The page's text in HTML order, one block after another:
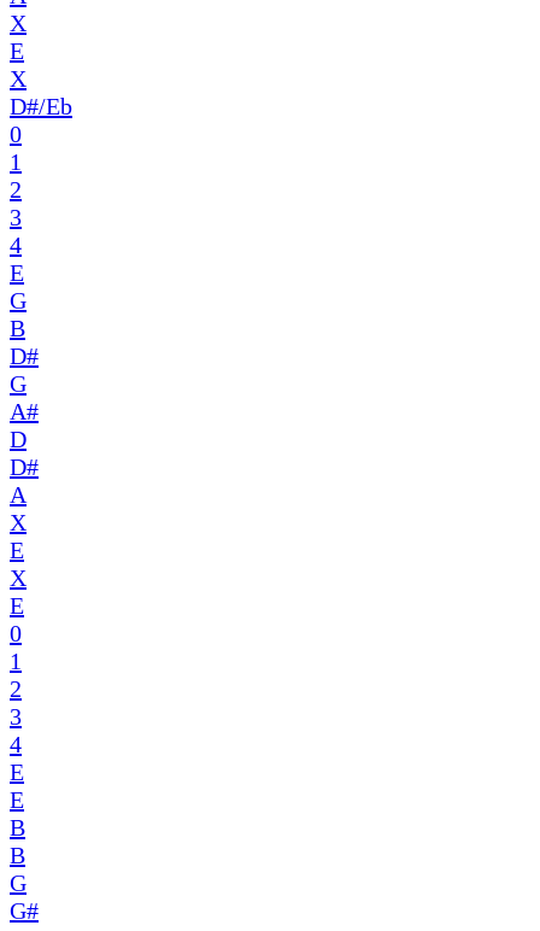
X
E
X
D#/Eb
0
1
2
3
4
E
G
B
D#
G
A#
D
D#
A
X
E
X
E
0
1
2
3
4
E
E
B
B
G
G#